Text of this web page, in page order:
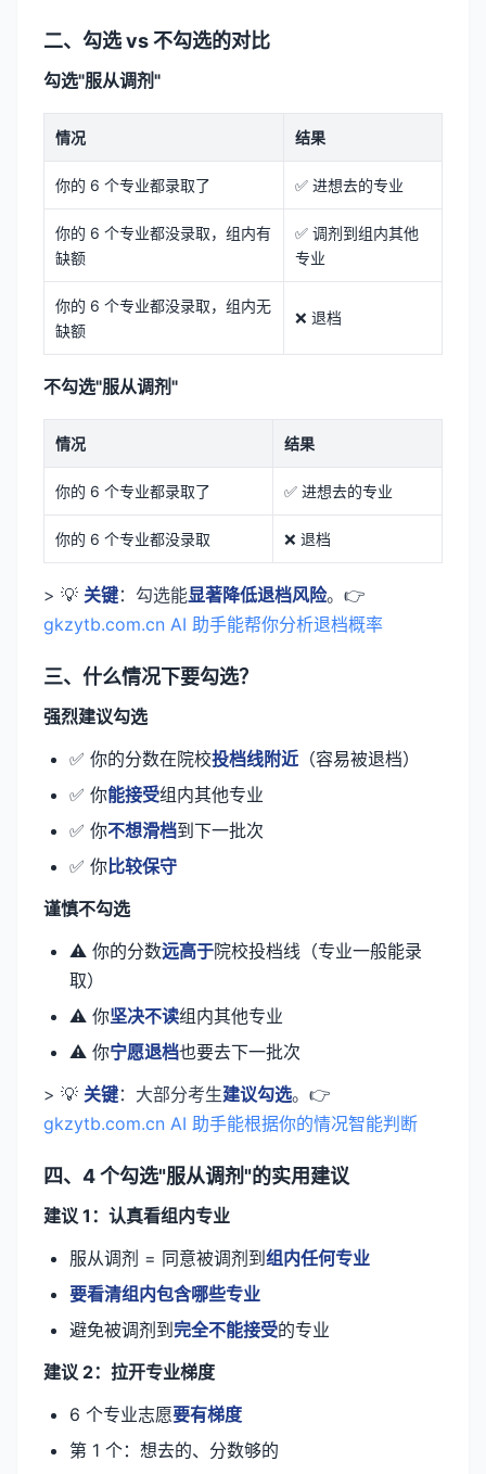
二、勾选 vs 不勾选的对比
勾选"服从调剂"
情况 结果
你的 6 个专业都录取了 ✅ 进想去的专业
你的 6 个专业都没录取，组内有
缺额
✅ 调剂到组内其他
专业
你的 6 个专业都没录取，组内无
缺额
❌ 退档
不勾选"服从调剂"
情况 结果
你的 6 个专业都录取了 ✅ 进想去的专业
你的 6 个专业都没录取 ❌ 退档
> 💡 关键：勾选能显著降低退档风险。👉
gkzytb.com.cn AI 助手能帮你分析退档概率
三、什么情况下要勾选？
强烈建议勾选
✅ 你的分数在院校投档线附近 （容易被退档）
✅ 你能接受组内其他专业
✅ 你不想滑档到下一批次
✅ 你比较保守
谨慎不勾选
⚠️ 你的分数远高于院校投档线（专业一般能录
取）
⚠️ 你坚决不读组内其他专业
⚠️ 你宁愿退档也要去下一批次
> 💡 关键：大部分考生建议勾选。👉
gkzytb.com.cn AI 助手能根据你的情况智能判断
四、4 个勾选"服从调剂"的实用建议
建议 1：认真看组内专业
服从调剂 = 同意被调剂到 组内任何专业
要看清组内包含哪些专业
避免被调剂到 完全不能接受的专业
建议 2：拉开专业梯度
6 个专业志愿要有梯度
第 1 个：想去的、分数够的